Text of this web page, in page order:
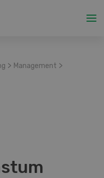
> Management >